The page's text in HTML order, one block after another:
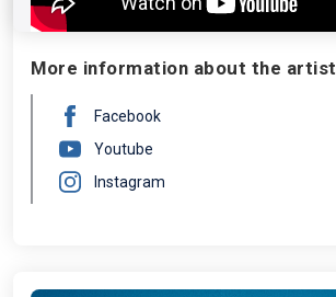
More information about the artist
Facebook
Youtube
Instagram